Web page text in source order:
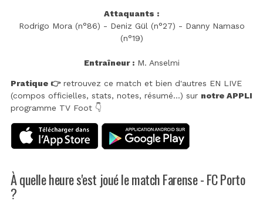
Attaquants :
Rodrigo Mora (n°86) - Deniz Gül (n°27) - Danny Namaso
(n°19)
Entraîneur :M. Anselmi
Pratique 👉retrouvez ce match et bien d'autres EN LIVE
(compos officielles, stats, notes, résumé...) sur notre APPLI
programme TV Foot 👇
À quelle heure s'est joué le match Farense - FC Porto
?